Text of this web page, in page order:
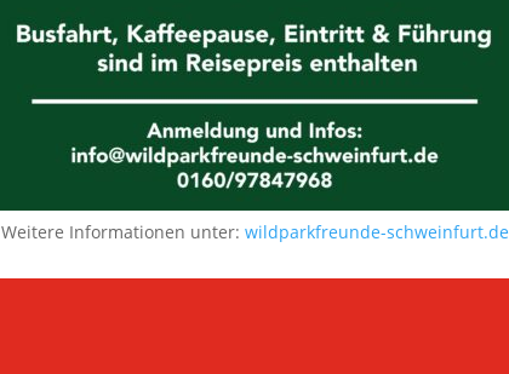
Weitere Informationen unter:wildparkfreunde-schweinfurt.de